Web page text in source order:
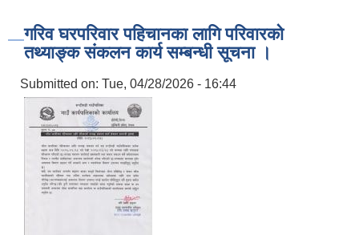
गरिव घरपरिवार पहिचानका लागि परिवारको
तथ्याङ्क संकलन कार्य सम्बन्धी सूचना ।
Submitted on: Tue, 04/28/2026 - 16:44